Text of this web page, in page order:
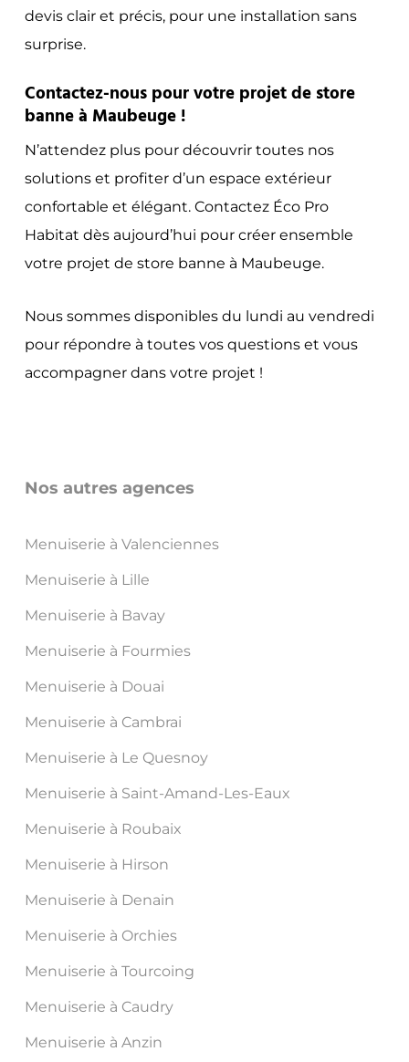
devis clair et précis, pour une installation sans
surprise.
Contactez-nous pour votre projet de store
banne à Maubeuge !
N’attendez plus pour découvrir toutes nos
solutions et profiter d’un espace extérieur
confortable et élégant. Contactez Éco Pro
Habitat dès aujourd’hui pour créer ensemble
votre projet de store banne à Maubeuge.
Nous sommes disponibles du lundi au vendredi
pour répondre à toutes vos questions et vous
accompagner dans votre projet !
Nos autres agences
Menuiserie à Valenciennes
Menuiserie à Lille
Menuiserie à Bavay
Menuiserie à Fourmies
Menuiserie à Douai
Menuiserie à Cambrai
Menuiserie à Le Quesnoy
Menuiserie à Saint-Amand-Les-Eaux
Menuiserie à Roubaix
Menuiserie à Hirson
Menuiserie à Denain
Menuiserie à Orchies
Menuiserie à Tourcoing
Menuiserie à Caudry
Menuiserie à Anzin